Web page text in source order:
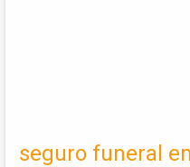
seguro funeral